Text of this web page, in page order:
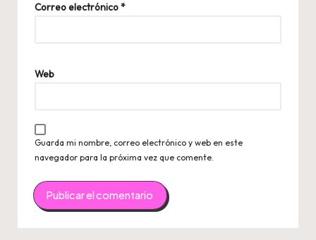
Correo electrónico*
Web
Guarda mi nombre, correo electrónico y web en este
navegador para la próxima vez que comente.